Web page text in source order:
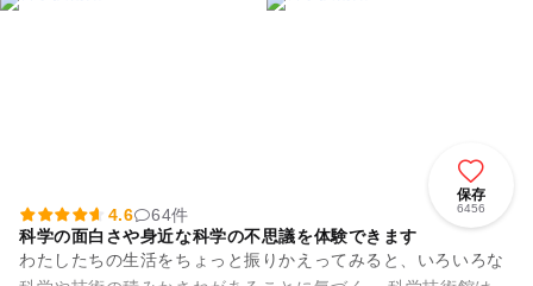
保存
6456
4.6
64件
科学の面白さや身近な科学の不思議を体験できます
わたしたちの生活をちょっと振りかえってみると、いろいろな